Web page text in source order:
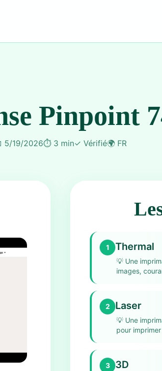
Pinpoint
5/19/2026⏱️ 3 min✓ Vérifié🌍 FR
1 Thermal
💡 Une
images,
2 Laser
💡 Une
pour
3 3D